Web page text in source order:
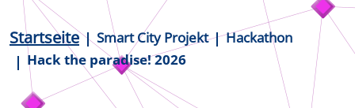
Pfadnavigation
Startseite Smart City Projekt
Hackathon
Hack the paradise! 2026